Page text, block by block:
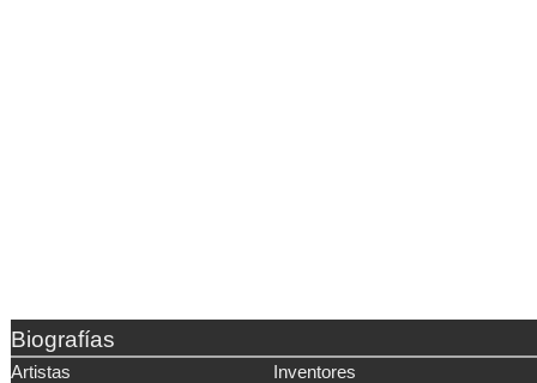
Biografías
Artistas
Inventores